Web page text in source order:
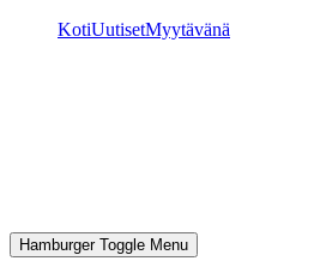
KotiUutisetMyytävänä
Hamburger Toggle Menu